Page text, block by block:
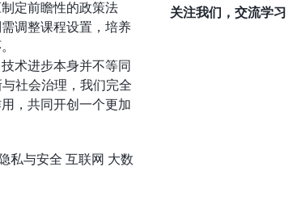
定前瞻性的政策法
调整课程设置，培养
术进步本身并不等同
社会治理，我们完全
，共同开创一个更加
隐私与安全 互联网 大数
关注我们，交流学习